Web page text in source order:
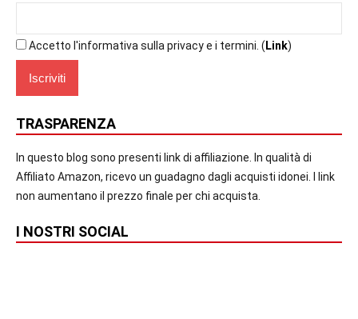
Accetto l'informativa sulla privacy e i termini. ( Link)
TRASPARENZA
In questo blog sono presenti link di affiliazione. In qualità di
Affiliato Amazon, ricevo un guadagno dagli acquisti idonei. I link
non aumentano il prezzo finale per chi acquista.
I NOSTRI SOCIAL